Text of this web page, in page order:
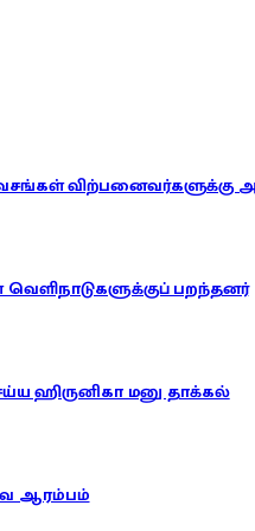
விற்பனைவர்களுக்கு
வெளிநாடுகளுக்குப் பறந்தனர்
ஹிருனிகா மனு தாக்கல்
ஆரம்பம்